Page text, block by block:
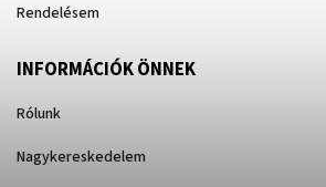
Rendelésem
INFORMÁCIÓK ÖNNEK
Rólunk
Nagykereskedelem